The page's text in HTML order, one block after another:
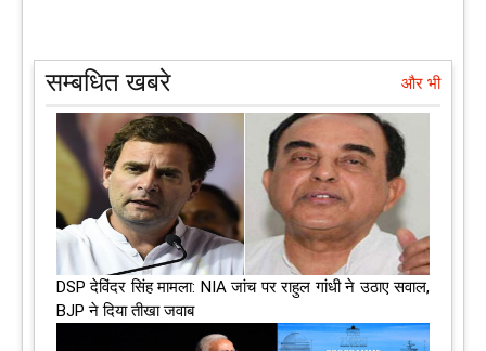
सम्बधित खबरे और भी
DSP देविंदर सिंह मामला: NIA जांच पर राहुल गांधी ने उठाए सवाल,
BJP ने दिया तीखा जवाब